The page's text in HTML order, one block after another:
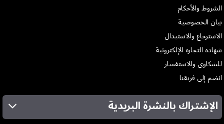
الشروط والأحكام
بيان الخصوصية
الاسترجاع والاستبدال
شهاده التجاره الإلكترونية
للشكاوى والاستفسار
انضم إلى فريقنا
الإشتراك بالنشرة البريدية